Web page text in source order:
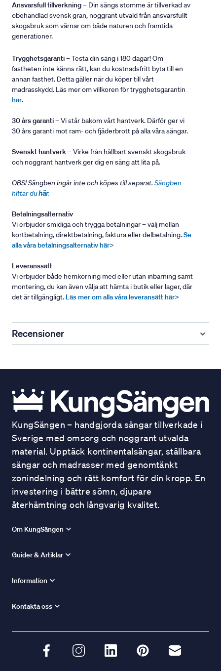
Ansvarsfull tillverkning– Din sängs stomme är tillverkad av
obehandlad svensk gran, noggrant utvald från ansvarsfullt
skogsbruk som värnar om både naturen och framtida
generationer.
Trygghetsgaranti– Testa din säng i 180 dagar! Om
fastheten inte känns rätt, kan du kostnadsfritt byta till en
annan fasthet. Detta gäller när du köper till vårt
madrasskydd. Läs mer om villkoren för trygghetsgarantin
här.
30 års garanti– Vi står bakom vårt hantverk. Därför ger vi
30 års garanti mot ram- och fjäderbrott på alla våra sängar.
Svenskt hantverk– Virke från hållbart svenskt skogsbruk
och noggrant hantverk ger dig en säng att lita på.
OBS! Sängben ingår inte och köpes till separat. Sängben
hittar duhär.
Betalningsalternativ
Vi erbjuder smidiga och trygga betalningar – välj mellan
kortbetalning, direktbetalning, faktura eller delbetalning.Se
alla våra betalningsalternativ här>
Leveranssätt
Vi erbjuder både hemkörning med eller utan inbärning samt
montering, du kan även välja att hämta i butik eller lager, där
det är tillgängligt. Läs mer om alla våra leveransätt här>
Recensioner
KungSängen – handgjorda sängar tillverkade i
Sverige med omsorg och noggrant utvalda
material. Upptäck kontinentalsängar, ställbara
sängar och madrasser med genomtänkt
zonindelning och rätt komfort för din kropp. En
investering i bättre sömn, djupare
återhämtning och långvarig kvalitet.
Om KungSängen
Guider & Artiklar
Information
Kontakta oss